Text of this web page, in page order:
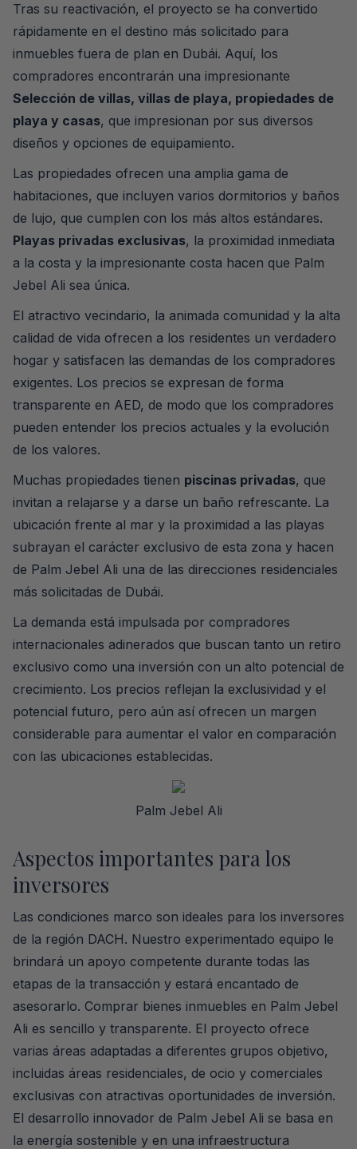
Tras su reactivación, el proyecto se ha convertido
rápidamente en el destino más solicitado para
inmuebles fuera de plan en Dubái. Aquí, los
compradores encontrarán una impresionante
Selección de villas, villas de playa, propiedades de
playa y casas, que impresionan por sus diversos
diseños y opciones de equipamiento.
Las propiedades ofrecen una amplia gama de
habitaciones, que incluyen varios dormitorios y baños
de lujo, que cumplen con los más altos estándares.
Playas privadas exclusivas, la proximidad inmediata
a la costa y la impresionante costa hacen que Palm
Jebel Ali sea única.
El atractivo vecindario, la animada comunidad y la alta
calidad de vida ofrecen a los residentes un verdadero
hogar y satisfacen las demandas de los compradores
exigentes. Los precios se expresan de forma
transparente en AED, de modo que los compradores
pueden entender los precios actuales y la evolución
de los valores.
Muchas propiedades tienen piscinas privadas, que
invitan a relajarse y a darse un baño refrescante. La
ubicación frente al mar y la proximidad a las playas
subrayan el carácter exclusivo de esta zona y hacen
de Palm Jebel Ali una de las direcciones residenciales
más solicitadas de Dubái.
La demanda está impulsada por compradores
internacionales adinerados que buscan tanto un retiro
exclusivo como una inversión con un alto potencial de
crecimiento. Los precios reflejan la exclusividad y el
potencial futuro, pero aún así ofrecen un margen
considerable para aumentar el valor en comparación
con las ubicaciones establecidas.
Palm Jebel Ali
Aspectos importantes para los
inversores
Las condiciones marco son ideales para los inversores
de la región DACH. Nuestro experimentado equipo le
brindará un apoyo competente durante todas las
etapas de la transacción y estará encantado de
asesorarlo. Comprar bienes inmuebles en Palm Jebel
Ali es sencillo y transparente. El proyecto ofrece
varias áreas adaptadas a diferentes grupos objetivo,
incluidas áreas residenciales, de ocio y comerciales
exclusivas con atractivas oportunidades de inversión.
El desarrollo innovador de Palm Jebel Ali se basa en
la energía sostenible y en una infraestructura